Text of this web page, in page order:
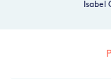
Isabel